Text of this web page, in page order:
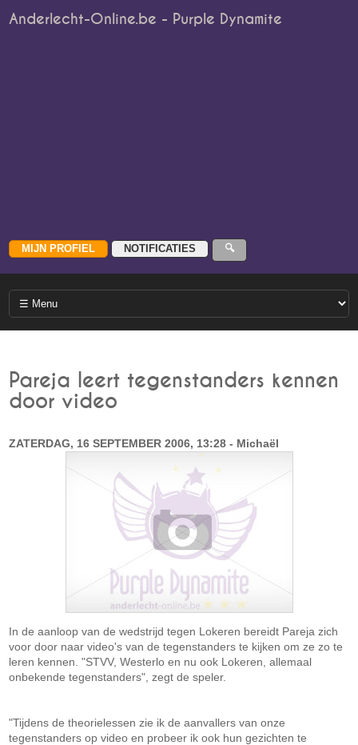
Anderlecht-Online.be - Purple Dynamite
Pareja leert tegenstanders kennen
door video
ZATERDAG, 16 SEPTEMBER 2006, 13:28 - Michaël
In de aanloop van de wedstrijd tegen Lokeren bereidt Pareja zich
voor door naar video's van de tegenstanders te kijken om ze zo te
leren kennen. "STVV, Westerlo en nu ook Lokeren, allemaal
onbekende tegenstanders", zegt de speler.
"Tijdens de theorielessen zie ik de aanvallers van onze
tegenstanders op video en probeer ik ook hun gezichten te